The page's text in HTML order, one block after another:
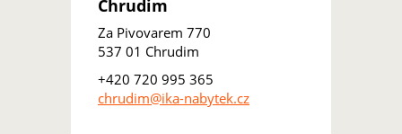
Chrudim
Za Pivovarem 770
537 01 Chrudim
+420 720 995 365
chrudim@ika-nabytek.cz